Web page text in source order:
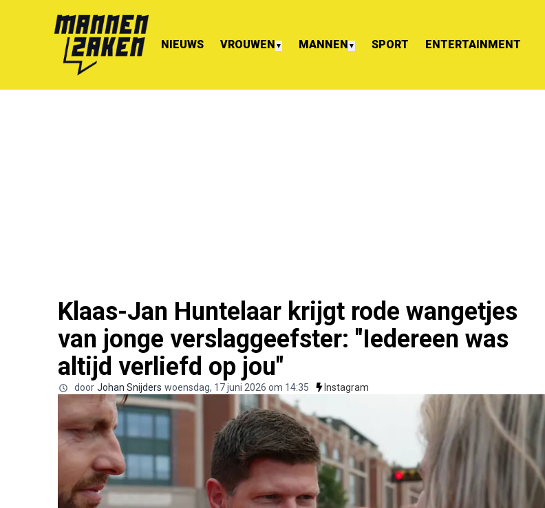
NIEUWS VROUWEN ▼ MANNEN ▼ SPORT ENTERTAINMENT
Klaas-Jan Huntelaar krijgt rode wangetjes
van jonge verslaggeefster: "Iedereen was
altijd verliefd op jou"
door Johan Snijders woensdag, 17 juni 2026 om 14:35 Instagram